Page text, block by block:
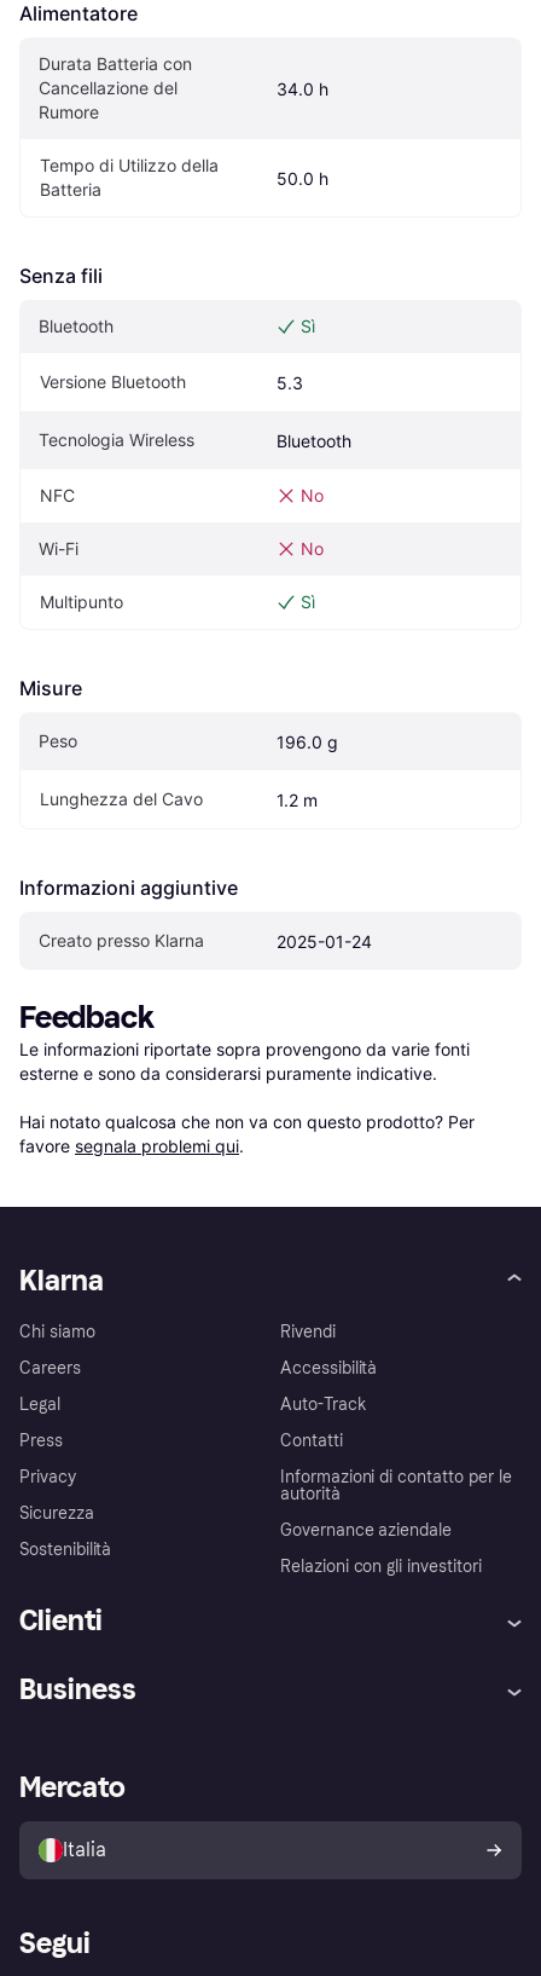
Alimentatore
Durata Batteria con
Cancellazione del
Rumore
34.0 h
Tempo di Utilizzo della
Batteria
50.0 h
Senza fili
Bluetooth Sì
Versione Bluetooth 5.3
Tecnologia Wireless Bluetooth
NFC No
Wi-Fi No
Multipunto Sì
Misure
Peso 196.0 g
Lunghezza del Cavo 1.2 m
Informazioni aggiuntive
Creato presso Klarna 2025-01-24
Feedback
Le informazioni riportate sopra provengono da varie fonti
esterne e sono da considerarsi puramente indicative.
Hai notato qualcosa che non va con questo prodotto? Per
favore segnala problemi qui.
Klarna
Chi siamo
Careers
Legal
Press
Privacy
Sicurezza
Sostenibilità
Rivendi
Accessibilità
Auto-Track
Contatti
Informazioni di contatto per le
autorità
Governance aziendale
Relazioni con gli investitori
Clienti
Assistenza
Esplora i negozi
Politica di protezione
dell'acquirente Klarna
Business
Accesso aziende
Mercato
Italia
Segui